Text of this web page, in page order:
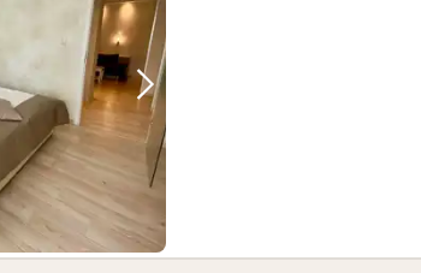
Volgende foto